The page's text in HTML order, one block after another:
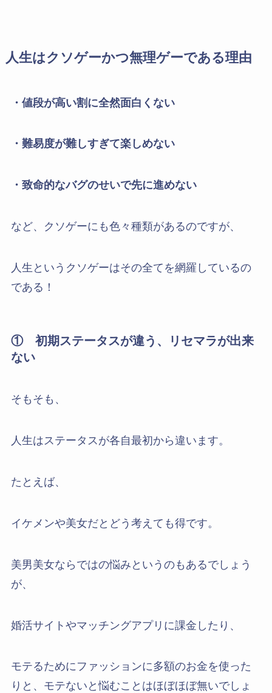
人生はクソゲーかつ無理ゲーである理由
・値段が高い割に全然面白くない
・難易度が難しすぎて楽しめない
・致命的なバグのせいで先に進めない
など、クソゲーにも色々種類があるのですが、
人生というクソゲーはその全てを網羅しているの
である！
① 初期ステータスが違う、リセマラが出来
ない
そもそも、
人生はステータスが各自最初から違います。
たとえば、
イケメンや美女だとどう考えても得です。
美男美女ならではの悩みというのもあるでしょう
が、
婚活サイトやマッチングアプリに課金したり、
モテるためにファッションに多額のお金を使った
りと、モテないと悩むことはほぼほぼ無いでしょ